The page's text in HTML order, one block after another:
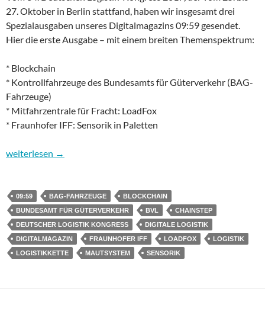
27. Oktober in Berlin stattfand, haben wir insgesamt drei
Spezialausgaben unseres Digitalmagazins 09:59 gesendet.
Hier die erste Ausgabe – mit einem breiten Themenspektrum:
* Blockchain
* Kontrollfahrzeuge des Bundesamts für Güterverkehr (BAG-
Fahrzeuge)
* Mitfahrzentrale für Fracht: LoadFox
* Fraunhofer IFF: Sensorik in Paletten
09:59 – das Digitalmagazin, Spezial DLK 2017 Folge 1:
weiterlesen →
09:59 BAG-FAHRZEUGE
BLOCKCHAIN
BUNDESAMT FÜR GÜTERVERKEHR
BVL
CHAINSTEP
DEUTSCHER LOGISTIK KONGRESS
DIGITALE LOGISTIK
DIGITALMAGAZIN
FRAUNHOFER IFF LOADFOX
LOGISTIK
LOGISTIKKETTE
MAUTSYSTEM SENSORIK